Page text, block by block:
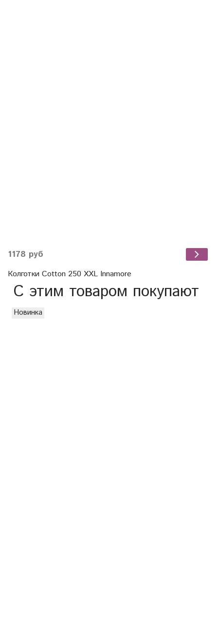
1178 руб
Колготки Cotton 250 XXL Innamore
С этим товаром покупают
Новинка